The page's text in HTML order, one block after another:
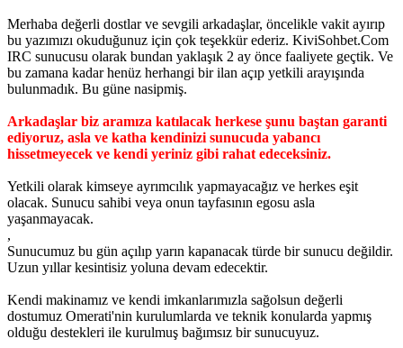
Merhaba değerli dostlar ve sevgili arkadaşlar, öncelikle vakit ayırıp
bu yazımızı okuduğunuz için çok teşekkür ederiz. KiviSohbet.Com
IRC sunucusu olarak bundan yaklaşık 2 ay önce faaliyete geçtik. Ve
bu zamana kadar henüz herhangi bir ilan açıp yetkili arayışında
bulunmadık. Bu güne nasipmiş.
Arkadaşlar biz aramıza katılacak herkese şunu baştan garanti
ediyoruz, asla ve katha kendinizi sunucuda yabancı
hissetmeyecek ve kendi yeriniz gibi rahat edeceksiniz.
Yetkili olarak kimseye ayrımcılık yapmayacağız ve herkes eşit
olacak. Sunucu sahibi veya onun tayfasının egosu asla
yaşanmayacak.
,
Sunucumuz bu gün açılıp yarın kapanacak türde bir sunucu değildir.
Uzun yıllar kesintisiz yoluna devam edecektir.
Kendi makinamız ve kendi imkanlarımızla sağolsun değerli
dostumuz Omerati'nin kurulumlarda ve teknik konularda yapmış
olduğu destekleri ile kurulmuş bağımsız bir sunucuyuz.